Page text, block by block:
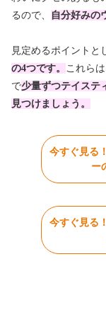
るので、
自分好みの
見定めるポイントと
の4つです。 これら
で少量ずつテイステ
見つけましょう。
今すぐ見る
ー
今すぐ見る